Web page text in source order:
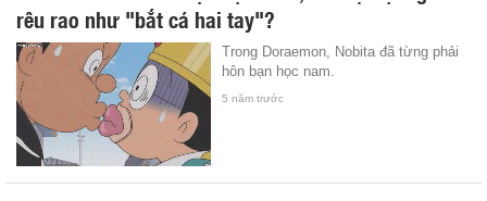
rêu rao như "bắt cá hai tay"?
Trong Doraemon, Nobita đã từng phải
hôn bạn học nam.
5 năm trước